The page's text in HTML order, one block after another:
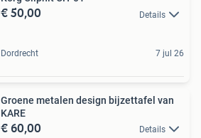
€ 50,00 Details
Dordrecht 7 jul 26
Groene metalen design bijzettafel van
KARE
€ 60,00 Details